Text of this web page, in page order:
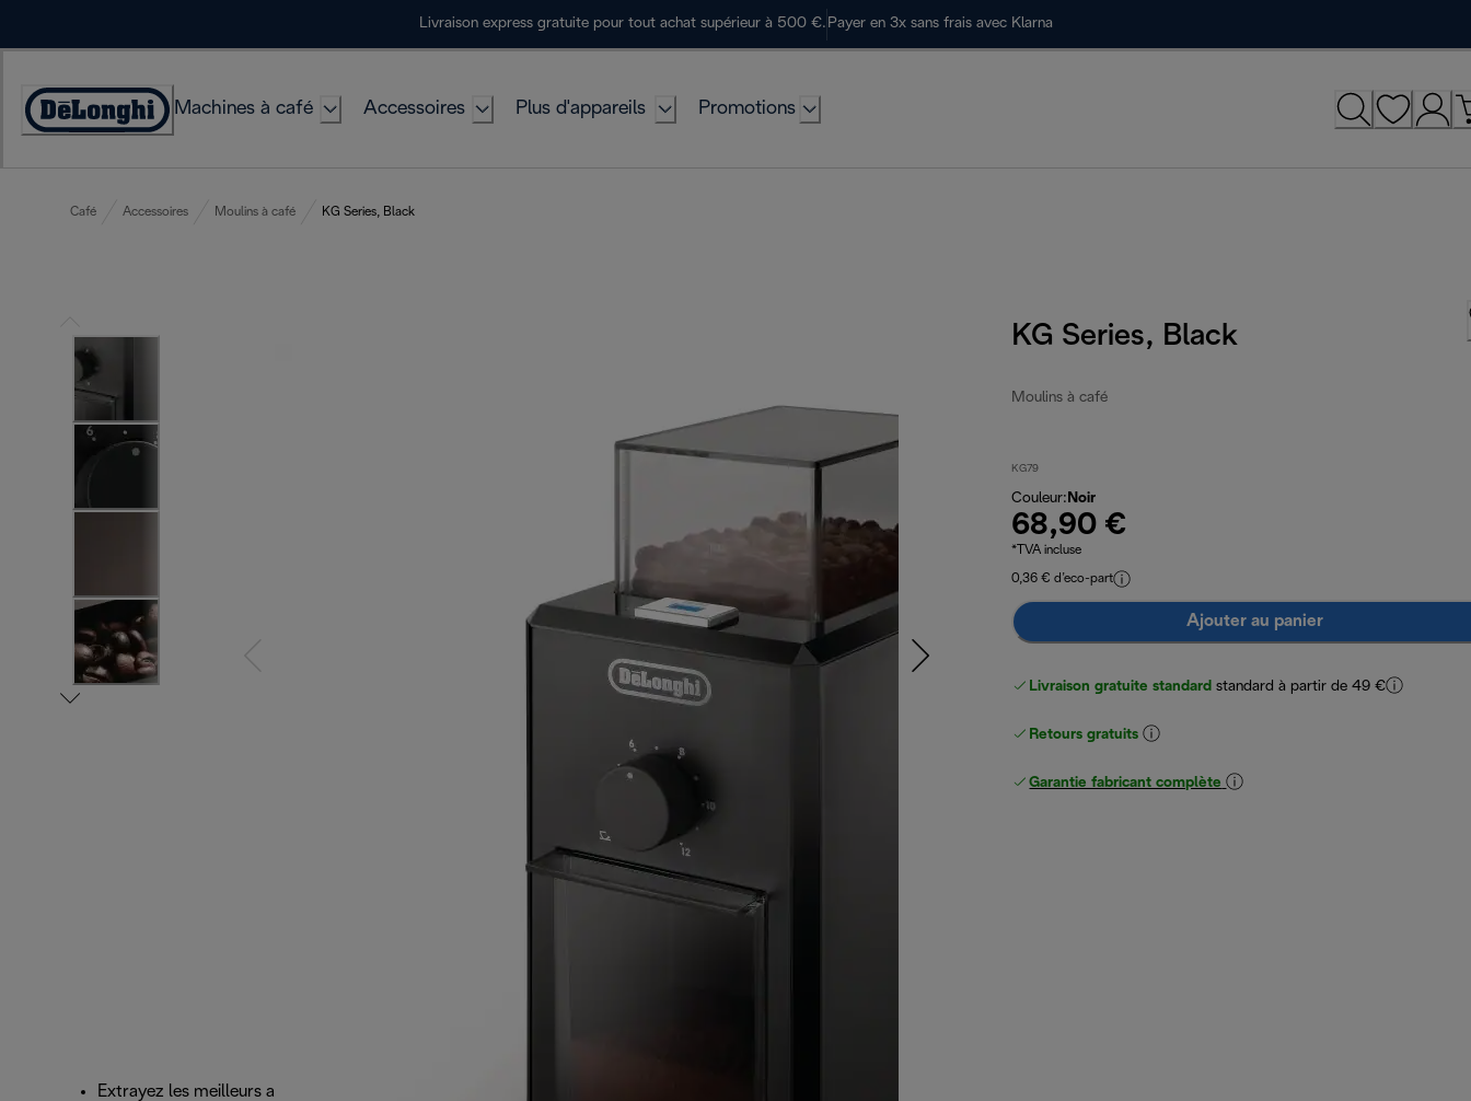
Livraison express gratuite pour tout achat supérieur à 500 €. Payer en 3x sans frais avec Klarna
Déclaration
Machines à café Accessoires Plus d'appareils Promotions
Café Accessoires Moulins à café KG Series, Black
KG Series, Black
Moulins à café
KG79
Couleur: Noir
68,90 €
*TVA incluse
0,36 € d’eco-part
Ajouter au panier
Livraison gratuite standard standard à partir de 49 €
Retours gratuits
Garantie fabricant complète
Extrayez les meilleurs arômes grâce aux deux